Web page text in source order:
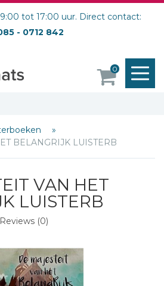
tot 17:00 uur. Direct contact:
- 0712 842
0
BELANGRIJK LUISTERB
VAN HET
LUISTERB
Reviews (0)